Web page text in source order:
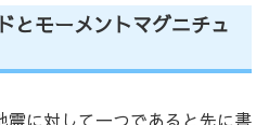
とモーメントマグニチュ
震に対して一つであると先に書